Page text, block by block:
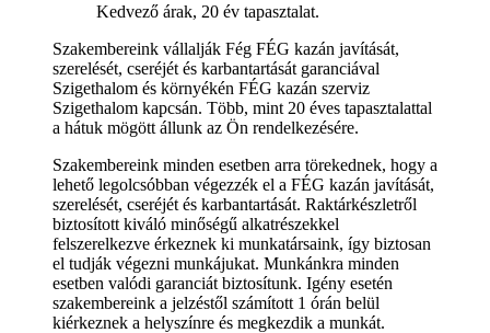
Kedvező árak, 20 év tapasztalat.
Szakembereink vállalják Fég FÉG kazán javítását,
szerelését, cseréjét és karbantartását garanciával
Szigethalom és környékén FÉG kazán szerviz
Szigethalom kapcsán. Több, mint 20 éves tapasztalattal
a hátuk mögött állunk az Ön rendelkezésére.
Szakembereink minden esetben arra törekednek, hogy a
lehető legolcsóbban végezzék el a FÉG kazán javítását,
szerelését, cseréjét és karbantartását. Raktárkészletről
biztosított kiváló minőségű alkatrészekkel
felszerelkezve érkeznek ki munkatársaink, így biztosan
el tudják végezni munkájukat. Munkánkra minden
esetben valódi garanciát biztosítunk. Igény esetén
szakembereink a jelzéstől számított 1 órán belül
kiérkeznek a helyszínre és megkezdik a munkát.